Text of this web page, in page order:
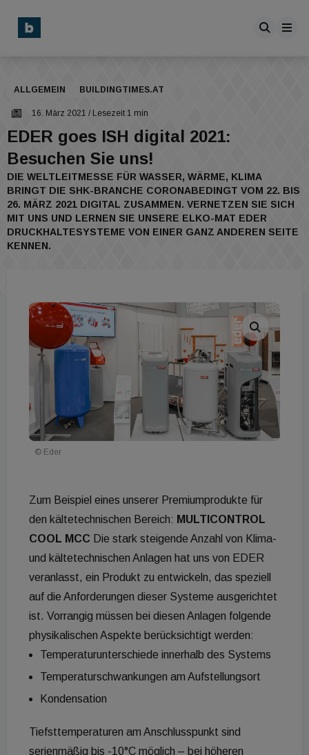
ALLGEMEIN BUILDINGTIMES.AT
16. März 2021 / Lesezeit 1 min
EDER goes ISH digital 2021:
Besuchen Sie uns!
DIE WELTLEITMESSE FÜR WASSER, WÄRME, KLIMA
BRINGT DIE SHK-BRANCHE CORONABEDINGT VOM 22. BIS
26. MÄRZ 2021 DIGITAL ZUSAMMEN. VERNETZEN SIE SICH
MIT UNS UND LERNEN SIE UNSERE ELKO-MAT EDER
DRUCKHALTESYSTEME VON EINER GANZ ANDEREN SEITE
KENNEN.
© Eder
Zum Beispiel eines unserer Premiumprodukte für
den kältetechnischen Bereich: MULTICONTROL
COOL MCC Die stark steigende Anzahl von Klima-
und kältetechnischen Anlagen hat uns von EDER
veranlasst, ein Produkt zu entwickeln, das speziell
auf die Anforderungen dieser Systeme ausgerichtet
ist. Vorrangig müssen bei diesen Anlagen folgende
physikalischen Aspekte berücksichtigt werden:
Temperaturunterschiede innerhalb des Systems
Temperaturschwankungen am Aufstellungsort
Kondensation
Tiefsttemperaturen am Anschlusspunkt sind
serienmäßig bis -10°C möglich – bei höheren